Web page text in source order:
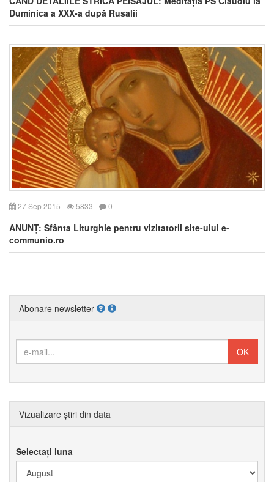
Duminica a XXX-a după Rusalii
27 Sep 2015 5833 0
ANUNȚ: Sfânta Liturghie pentru vizitatorii site-ului e-
communio.ro
Abonare newsletter
Vizualizare știri din data
Selectați luna